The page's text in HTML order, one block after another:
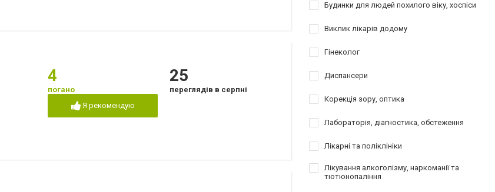
Чистка зубів Шинування зубів
4
погано
Я рекомендую
25
переглядів в серпні
Будинки для людей похилого віку, хоспіси
Виклик лікарів додому
Гінеколог
Диспансери
Корекція зору, оптика
Лабораторія, діагностика, обстеження
Лікарні та поліклініки
Лікування алкоголізму, наркоманії та
тютюнопаління